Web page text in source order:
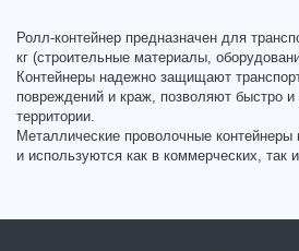
Ролл-контейнер предназначен для
кг (строительные материалы,
Контейнеры надежно защищают
повреждений и краж, позволяют быстро
территории.
Металлические проволочные
и используются как в коммерческих, так